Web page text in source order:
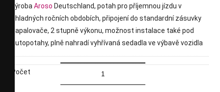
výroba Aroso Deutschland, potah pro příjemnou jízdu v
chladných ročních obdobích, připojení do standardní zásuvky
zapalovače, 2 stupně výkonu, možnost instalace také pod
autopotahy, plně nahradí vyhřívaná sedadla ve výbavě vozidla
Počet